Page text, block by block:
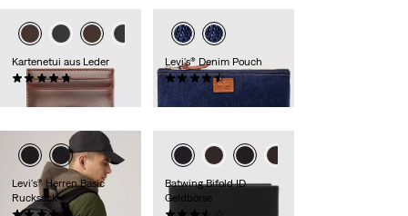
Kartenetui aus Leder
(6)
34,95 €
Levi's® Denim Pouch
(37)
29,95 €
Levi's® Herren Basic
Rucksack
Batwing Bifold ID
Geldbörse